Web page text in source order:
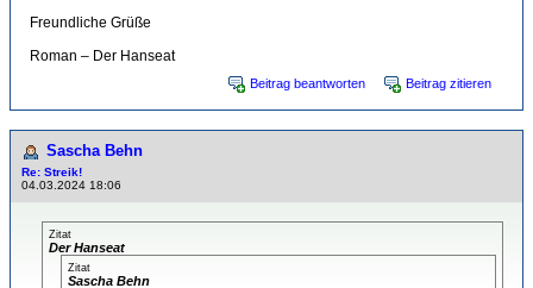
Freundliche Grüße
Roman – Der Hanseat
Beitrag beantworten Beitrag zitieren
Sascha Behn
Re: Streik!
04.03.2024 18:06
Zitat
Der Hanseat
Zitat
Sascha Behn